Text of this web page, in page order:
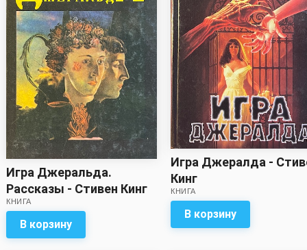
Игра Джеральда.
Рассказы - Стивен Кинг
КНИГА
В корзину
Игра Джералда -
Кинг
КНИГА
В корзину